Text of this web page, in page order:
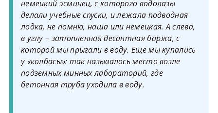
немецкий эсминец, с которого водолазы
делали учебные спуски, и лежала подводная
лодка, не помню, наша или немецкая. А слева,
в углу – затопленная десантная баржа, с
которой мы прыгали в воду. Еще мы купались
у «колбасы»: так называлось место возле
подземных минных лабораторий, где
бетонная труба уходила в воду.